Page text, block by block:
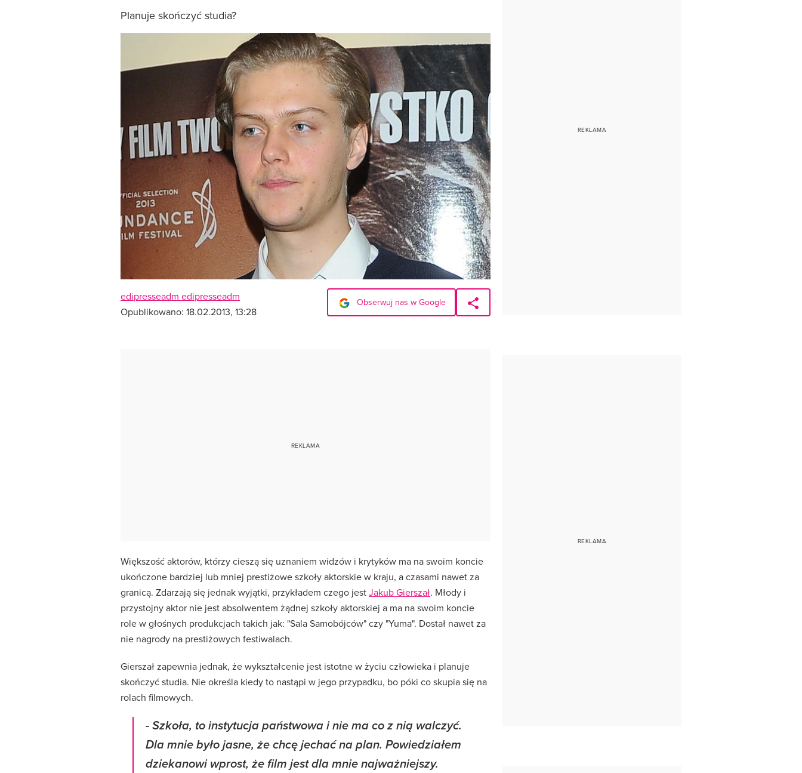
Planuje skończyć studia?
edipresseadm edipresseadm
Opublikowano: 18.02.2013, 13:28
Obserwuj nas w Google
Większość aktorów, którzy cieszą się uznaniem widzów i krytyków ma na swoim koncie
ukończone bardziej lub mniej prestiżowe szkoły aktorskie w kraju, a czasami nawet za
granicą. Zdarzają się jednak wyjątki, przykładem czego jestJakub Gierszał. Młody i
przystojny aktor nie jest absolwentem żądnej szkoły aktorskiej a ma na swoim koncie
role w głośnych produkcjach takich jak: "Sala Samobójców" czy "Yuma". Dostał nawet za
nie nagrody na prestiżowych festiwalach.
Gierszał zapewnia jednak, że wykształcenie jest istotne w życiu człowieka i planuje
skończyć studia. Nie określa kiedy to nastąpi w jego przypadku, bo póki co skupia się na
rolach filmowych.
- Szkoła, to instytucja państwowa i nie ma co z nią walczyć.
Dla mnie było jasne, że chcę jechać na plan. Powiedziałem
dziekanowi wprost, że film jest dla mnie najważniejszy.